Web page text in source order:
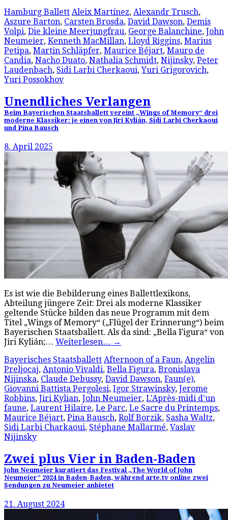
Hamburg Ballett Aleix Martínez, Alexandr Trusch,
Aszure Barton, Carsten Brosda, David Dawson, Demis
Volpi, Die kleine Meerjungfrau, George Balanchine, John
Neumeier, Kenneth MacMillan, Lloyd Riggins, Marius
Petipa, Martin Schläpfer, Maurice Béjart, Mauro de
Candia, Nacho Duato, Nathalia Schmidt, Nijinsky, Peter
Laudenbach, Sidi Larbi Cherkaoui,Yuri Grigorovich,
Yuri Possokhov
Unendliches Verlangen
Beim Bayerischen Staatsballett vereint „Wings of Memory“ drei
moderne Klassiker: je einen von Jiri Kylián, Sidi Larbi Cherkaoui
und Pina Bausch
8. April 2025
Es ist wie die Bebilderung eines Ballettlexikons,
Abteilung jüngere Zeit: Drei als moderne Klassiker
geltende Stücke bilden das neue Programm mit dem
Titel „Wings of Memory“ („Flügel der Erinnerung“) beim
Bayerischen Staatsballett. Als da sind: „Bella Figura“ von
Jiri Kylián;… Weiterlesen… →
Bayerisches Staatsballett Afternoon of a Faun, Angelin
Preljocaj, Antonio Vivaldi, Bella Figura, Bronislava
Nijinska, Claude Debussy, David Dawson, Faun(e),
Giovanni Battista Pergolesi, Igor Strawinsky, Jerome
Robbins, Jiri Kylian, John Neumeier, L'Après-midi d'un
faune, Laurent Hilaire, Le Parc, Le Sacre du Printemps,
Maurice Béjart, Pina Bausch, Rolf Borzik, Sasha Waltz,
Sidi Larbi Charkaoui, Stéphane Mallarmé, Vaslav
Nijinsky
Zwei plus Vier in Baden-Baden
John Neumeier kuratiert das Festival „The World of John
Neumeier” 2024 in Baden-Baden, während arte.tv online zwei
Sendungen zu Neumeier anbietet
21. August 2024